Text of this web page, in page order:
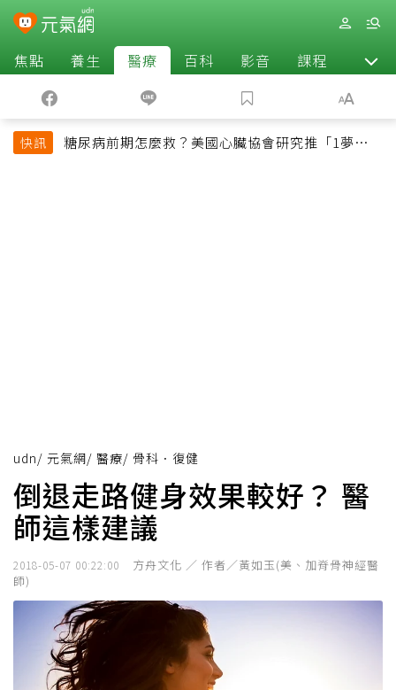
焦點 養生 醫療 百科 影音 課程 退休
快訊
糖尿病前期怎麼救？美國心臟協會研究推「1夢幻水
udn/ 元氣網/ 醫療/ 骨科．復健
倒退走路健身效果較好？ 醫
師這樣建議
2018-05-07 00:22:00
方舟文化 ／ 作者／黃如玉(美、加脊骨神經醫
師)